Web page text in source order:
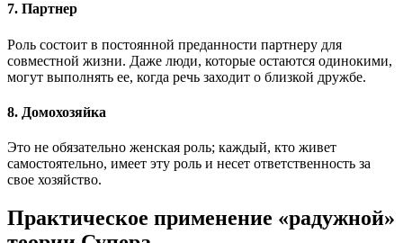
7. Партнер
Роль состоит в постоянной преданности партнеру для
совместной жизни. Даже люди, которые остаются одинокими,
могут выполнять ее, когда речь заходит о близкой дружбе.
8. Домохозяйка
Это не обязательно женская роль; каждый, кто живет
самостоятельно, имеет эту роль и несет ответственность за
свое хозяйство.
Практическое применение «радужной»